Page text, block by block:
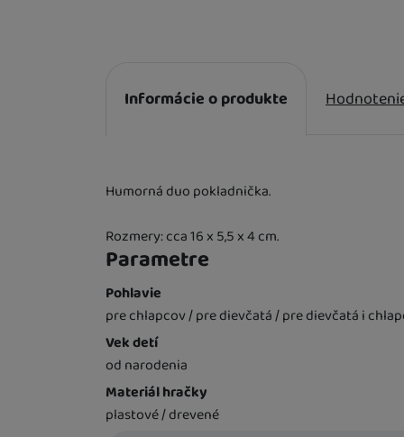
Informácie o produkte
Humorná duo pokladnička.
Rozmery: cca 16 x 5,5 x 4 cm.
Parametre
Pohlavie
pre chlapcov / pre dievčatá / pre dievčatá i
Vek detí
od narodenia
Materiál hračky
plastové / drevené